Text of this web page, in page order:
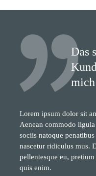
Das
mich
Lorem ipsum dolor sit
Aenean commodo
sociis natoque
nascetur ridiculus mus.
pellentesque eu,
quis enim.